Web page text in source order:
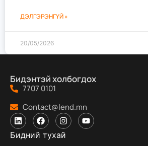
ДЭЛГЭРЭНГҮЙ »
20/05/2026
Бидэнтэй холбогдох
7707 0101
Contact@lend.mn
Бидний тухай